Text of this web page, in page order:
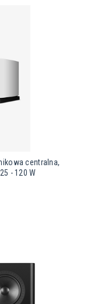
centralna,
- 120 W